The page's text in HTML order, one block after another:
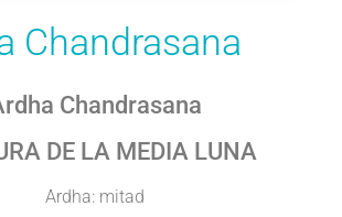
Chandrasana
Chandrasana
DE LA MEDIA LUNA
Ardha: mitad